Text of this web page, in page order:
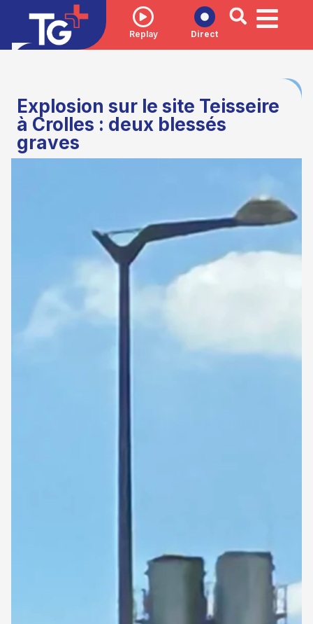
Replay Direct
Explosion sur le site Teisseire
à Crolles : deux blessés
graves